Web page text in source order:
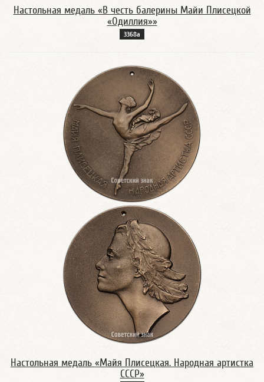
Настольная медаль «В честь балерины Майи Плисецкой
«Одиллия»»
3368а
Настольная медаль «Майя Плисецкая. Народная артистка
СССР»